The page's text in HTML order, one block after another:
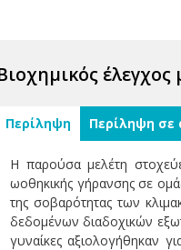
Περίληψη Περίληψη
Η παρούσα μελέτη
ωοθηκικής γήρανσης σε
της σοβαρότητας των
δεδομένων διαδοχικών
γυναίκες αξιολογήθηκαν